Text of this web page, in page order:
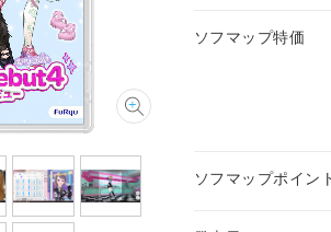
ソフマップ特価
ソフマップポイン